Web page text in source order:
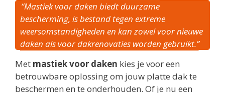
“Mastiek voor daken biedt duurzame
bescherming, is bestand tegen extreme
weersomstandigheden en kan zowel voor nieuwe
daken als voor dakrenovaties worden gebruikt.”
Met mastiek voor daken kies je voor een
betrouwbare oplossing om jouw platte dak te
beschermen en te onderhouden. Of je nu een